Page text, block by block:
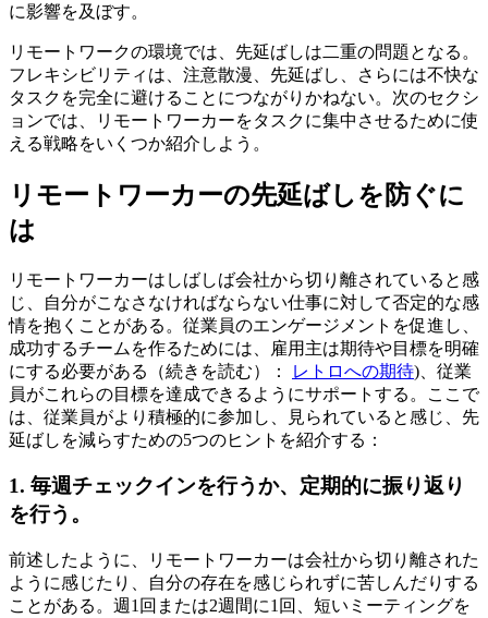
に影響を及ぼす。
リモートワークの環境では、先延ばしは二重の問題となる。
フレキシビリティは、注意散漫、先延ばし、さらには不快な
タスクを完全に避けることにつながりかねない。次のセクシ
ョンでは、リモートワーカーをタスクに集中させるために使
える戦略をいくつか紹介しよう。
リモートワーカーの先延ばしを防ぐに
は
リモートワーカーはしばしば会社から切り離されていると感
じ、自分がこなさなければならない仕事に対して否定的な感
情を抱くことがある。従業員のエンゲージメントを促進し、
成功するチームを作るためには、雇用主は期待や目標を明確
にする必要がある（続きを読む）：
レトロへの期待)、従業
員がこれらの目標を達成できるようにサポートする。ここで
は、従業員がより積極的に参加し、見られていると感じ、先
延ばしを減らすための5つのヒントを紹介する：
1. 毎週チェックインを行うか、定期的に振り返り
を行う。
前述したように、リモートワーカーは会社から切り離された
ように感じたり、自分の存在を感じられずに苦しんだりする
ことがある。週1回または2週間に1回、短いミーティングを